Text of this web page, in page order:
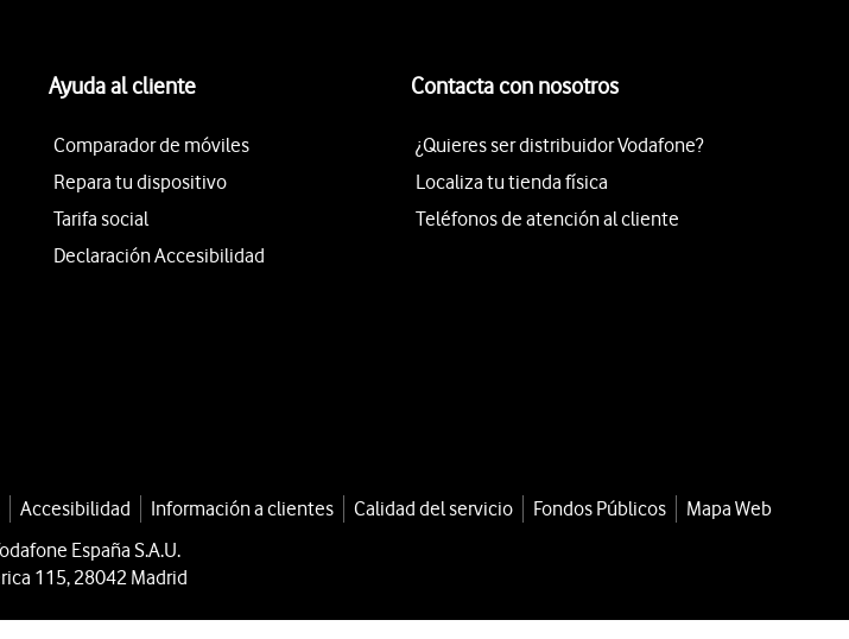
Ayuda al cliente
Comparador de móviles
Repara tu dispositivo
Tarifa social
Declaración Accesibilidad
Contacta con nosotros
¿Quieres ser distribuidor Vodafone?
Localiza tu tienda física
Teléfonos de atención al cliente
Accesibilidad Información a clientes Calidad del servicio Fondos Públicos
Mapa Web
España S.A.U.
115, 28042 Madrid